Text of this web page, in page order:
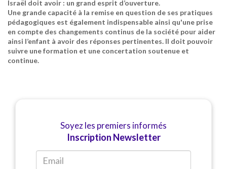
Israël doit avoir : un grand esprit d’ouverture.
Une grande capacité à la remise en question de ses pratiques
pédagogiques est également indispensable ainsi qu'une prise
en compte des changements continus de la société pour aider
ainsi l’enfant à avoir des réponses pertinentes. Il doit pouvoir
suivre une formation et une concertation soutenue et
continue.
Soyez les premiers informés
Inscription Newsletter